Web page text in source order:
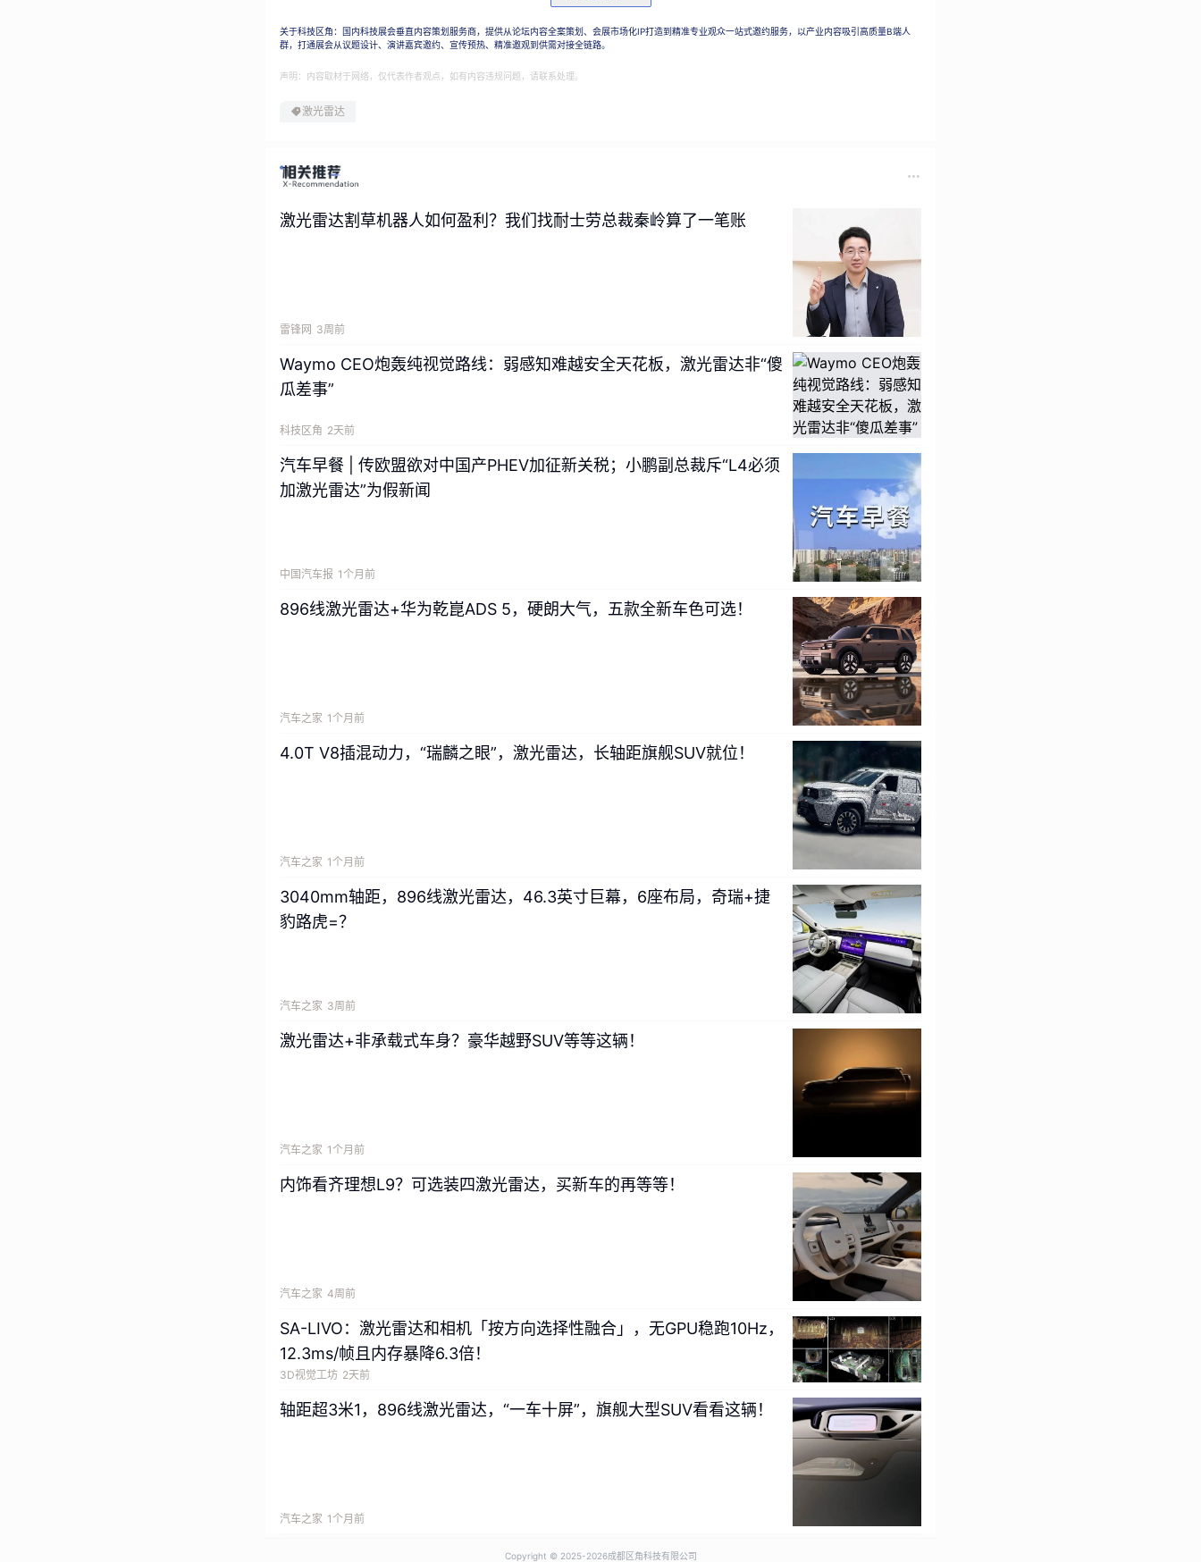
关于科技区角：国内科技展会垂直内容策划服务商，提供从论坛内容全案策划、会展市场化IP打造到精准专业观众一站式邀约服务，以产业内容吸引高质量B端人
群，打通展会从议题设计、演讲嘉宾邀约、宣传预热、精准邀观到供需对接全链路。
声明：内容取材于网络，仅代表作者观点，如有内容违规问题，请联系处理。
激光雷达
激光雷达割草机器人如何盈利？我们找耐士劳总裁秦岭算了一笔账
雷锋网 3周前
Waymo CEO炮轰纯视觉路线：弱感知难越安全天花板，激光雷达非“傻
瓜差事”
科技区角 2天前
汽车早餐 | 传欧盟欲对中国产PHEV加征新关税；小鹏副总裁斥“L4必须
加激光雷达”为假新闻
中国汽车报 1个月前
896线激光雷达+华为乾崑ADS 5，硬朗大气，五款全新车色可选！
汽车之家 1个月前
4.0T V8插混动力，“瑞麟之眼”，激光雷达，长轴距旗舰SUV就位！
汽车之家 1个月前
3040mm轴距，896线激光雷达，46.3英寸巨幕，6座布局，奇瑞+捷
豹路虎=？
汽车之家 3周前
激光雷达+非承载式车身？豪华越野SUV等等这辆！
汽车之家 1个月前
内饰看齐理想L9？可选装四激光雷达，买新车的再等等！
汽车之家 4周前
SA-LIVO：激光雷达和相机「按方向选择性融合」，无GPU稳跑10Hz，
12.3ms/帧且内存暴降6.3倍！
3D视觉工坊 2天前
轴距超3米1，896线激光雷达，“一车十屏”，旗舰大型SUV看看这辆！
汽车之家 1个月前
Copyright © 2025-2026成都区角科技有限公司